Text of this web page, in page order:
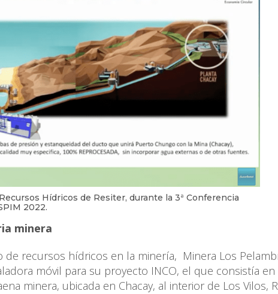
Hídricos de Resiter, durante la 3ª Conferencia
2022.
minera
de recursos hídricos en la minería, Minera Los
móvil para su proyecto INCO, el que consistía en
minera, ubicada en Chacay, al interior de Los Vilos,